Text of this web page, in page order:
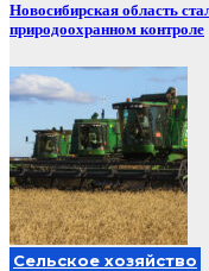
Новосибирская область
природоохранном контроле
Сельское хозяйство